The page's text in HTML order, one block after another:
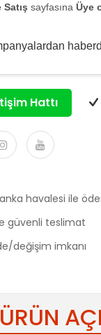
sayfasına Üye
Hattı
havalesi ile
güvenli teslimat
değişim imkanı